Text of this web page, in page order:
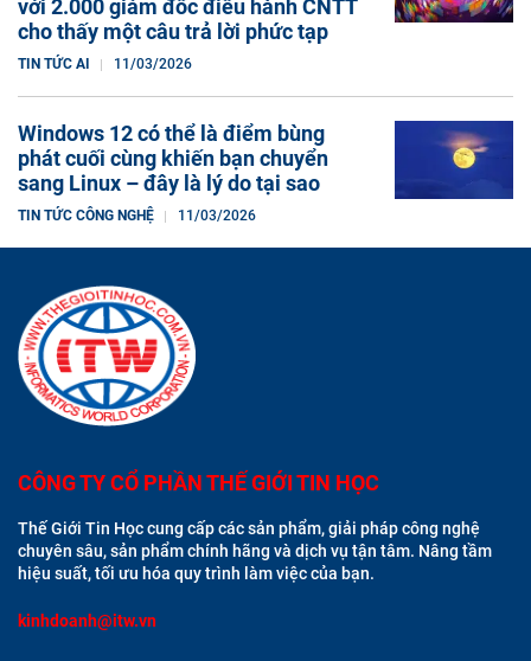
với 2.000 giám đốc điều hành CNTT
cho thấy một câu trả lời phức tạp
TIN TỨC AI 11/03/2026
Windows 12 có thể là điểm bùng
phát cuối cùng khiến bạn chuyển
sang Linux – đây là lý do tại sao
TIN TỨC CÔNG NGHỆ 11/03/2026
CÔNG TY CỔ PHẦN THẾ GIỚI TIN HỌC
Thế Giới Tin Học cung cấp các sản phẩm, giải pháp công nghệ
chuyên sâu, sản phẩm chính hãng và dịch vụ tận tâm. Nâng tầm
hiệu suất, tối ưu hóa quy trình làm việc của bạn.
kinhdoanh@itw.vn